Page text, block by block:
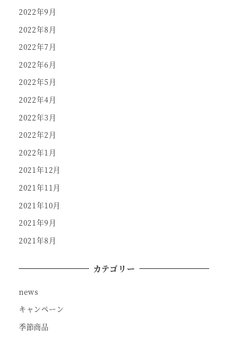
2022年9月
2022年8月
2022年7月
2022年6月
2022年5月
2022年4月
2022年3月
2022年2月
2022年1月
2021年12月
2021年11月
2021年10月
2021年9月
2021年8月
カテゴリー
news
キャンペーン
季節商品